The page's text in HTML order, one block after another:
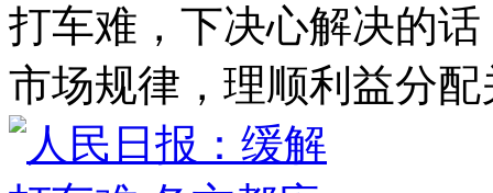
打车难，下决心解决的
市场规律，理顺利益分